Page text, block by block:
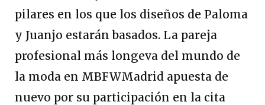
pilares en los que los diseños de Paloma
y Juanjo estarán basados. La pareja
profesional más longeva del mundo de
la moda en MBFWMadrid apuesta de
nuevo por su participación en la cita